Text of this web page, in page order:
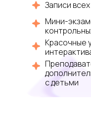
Записи
Мини-
Красочные
с детьми